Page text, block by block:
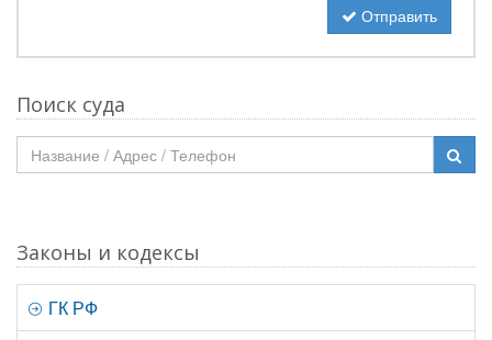
Отправить
Поиск суда
Законы и кодексы
ГК РФ